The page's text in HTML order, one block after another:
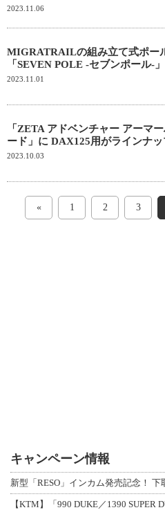
2023.11.06
MIGRATRAILの組み立て式ポー
「SEVEN POLE -セブンポール-
2023.11.01
「ZETA アドベンチャー アーマ
ード」に DAX125用がラインナッ
2023.10.03
« 1 2 3
キャンペーン情報
【KTM】「990 DUKE／1390 SUPER